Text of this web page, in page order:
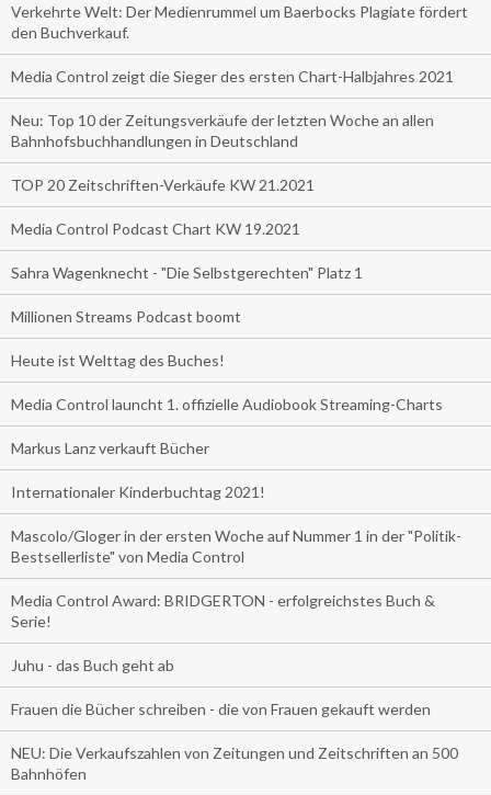
Verkehrte Welt: Der Medienrummel um Baerbocks Plagiate fördert
den Buchverkauf.
Media Control zeigt die Sieger des ersten Chart-Halbjahres 2021
Neu: Top 10 der Zeitungsverkäufe der letzten Woche an allen
Bahnhofsbuchhandlungen in Deutschland
TOP 20 Zeitschriften-Verkäufe KW 21.2021
Media Control Podcast Chart KW 19.2021
Sahra Wagenknecht - "Die Selbstgerechten" Platz 1
Millionen Streams Podcast boomt
Heute ist Welttag des Buches!
Media Control launcht 1. offizielle Audiobook Streaming-Charts
Markus Lanz verkauft Bücher
Internationaler Kinderbuchtag 2021!
Mascolo/Gloger in der ersten Woche auf Nummer 1 in der "Politik-
Bestsellerliste" von Media Control
Media Control Award: BRIDGERTON - erfolgreichstes Buch &
Serie!
Juhu - das Buch geht ab
Frauen die Bücher schreiben - die von Frauen gekauft werden
NEU: Die Verkaufszahlen von Zeitungen und Zeitschriften an 500
Bahnhöfen